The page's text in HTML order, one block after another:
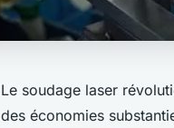
Le soudage laser
des économies